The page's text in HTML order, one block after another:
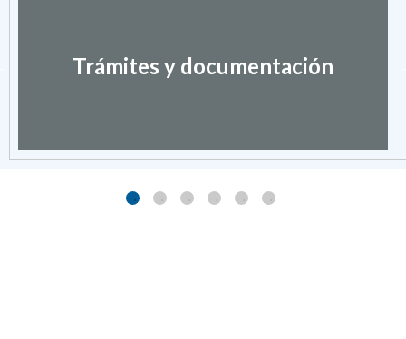
Trámites y documentación